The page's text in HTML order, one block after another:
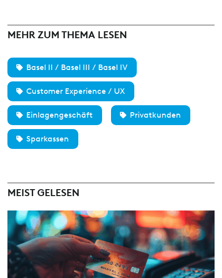
MEHR ZUM THEMA LESEN
Basel II / Basel III / Basel IV
Customer Experience / UX
Einlagengeschäft Privatkunden
Sparkassen
MEIST GELESEN